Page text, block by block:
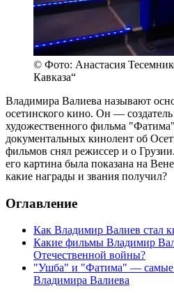
© Фото: Анастасия
Кавказа“
Владимира Валиева называют
осетинского кино. Он — создатель
художественного фильма
документальных кинолент об
фильмов снял режиссер и о
его картина была показана на
какие награды и звания получил?
Оглавление
Как Владимир Валиев стал
Какие фильмы Владимир
Отечественной войны?
"Ушба" и "Фатима" — самые
Владимира Валиева